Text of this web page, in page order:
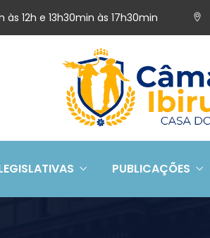
12h e 13h30min às 17h30min
PUBLICAÇÕES